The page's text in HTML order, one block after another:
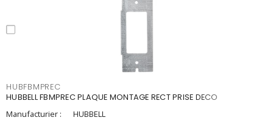
HUBFBMPREC
HUBBELL FBMPREC PLAQUE MONTAGE RECT PRISE DECO
Manufacturier :
HUBBELL